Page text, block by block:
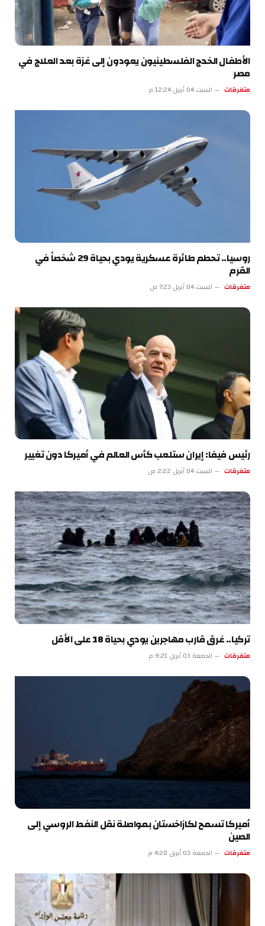
الأطفال الخدج الفلسطينيون يعودون إلى غزة بعد العلاج في
مصر
متفرقات السبت 04 أبريل 12:24 م
روسيا.. تحطم طائرة عسكرية يودي بحياة 29 شخصاً في
القرم
متفرقات السبت 04 أبريل 7:23 ص
رئيس فيفا: إيران ستلعب كأس العالم في أميركا دون تغيير
متفرقات السبت 04 أبريل 2:22 ص
تركيا.. غرق قارب مهاجرين يودي بحياة 18 على الأقل
متفرقات الجمعة 03 أبريل 9:21 م
أميركا تسمح لكازاخستان بمواصلة نقل النفط الروسي إلى
الصين
متفرقات الجمعة 03 أبريل 4:20 م